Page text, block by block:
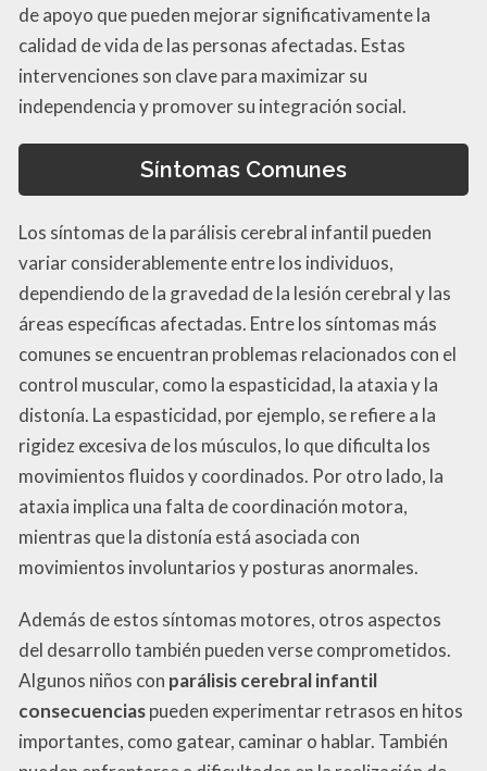
de apoyo que pueden mejorar significativamente la
calidad de vida de las personas afectadas. Estas
intervenciones son clave para maximizar su
independencia y promover su integración social.
Síntomas Comunes
Los síntomas de la parálisis cerebral infantil pueden
variar considerablemente entre los individuos,
dependiendo de la gravedad de la lesión cerebral y las
áreas específicas afectadas. Entre los síntomas más
comunes se encuentran problemas relacionados con el
control muscular, como la espasticidad, la ataxia y la
distonía. La espasticidad, por ejemplo, se refiere a la
rigidez excesiva de los músculos, lo que dificulta los
movimientos fluidos y coordinados. Por otro lado, la
ataxia implica una falta de coordinación motora,
mientras que la distonía está asociada con
movimientos involuntarios y posturas anormales.
Además de estos síntomas motores, otros aspectos
del desarrollo también pueden verse comprometidos.
Algunos niños con parálisis cerebral infantil
consecuenciaspueden experimentar retrasos en hitos
importantes, como gatear, caminar o hablar. También